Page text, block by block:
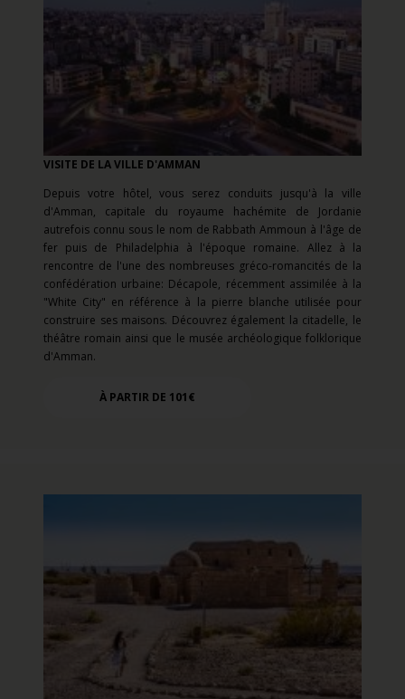
VISITE DE LA VILLE D'AMMAN
Depuis votre hôtel, vous serez conduits jusqu'à la ville
d'Amman, capitale du royaume hachémite de Jordanie
autrefois connu sous le nom de Rabbath Ammoun à l'âge de
fer puis de Philadelphia à l'époque romaine. Allez à la
rencontre de l'une des nombreuses gréco-romancités de la
confédération urbaine: Décapole, récemment assimilée à la
"White City" en référence à la pierre blanche utilisée pour
construire ses maisons. Découvrez également la citadelle, le
théâtre romain ainsi que le musée archéologique folklorique
d'Amman.
À PARTIR DE 101€